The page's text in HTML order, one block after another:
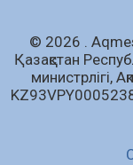
Open Air:
© 2026 .
Қазақстан
министрлігі,